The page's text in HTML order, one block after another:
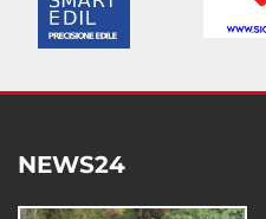
NEWS24